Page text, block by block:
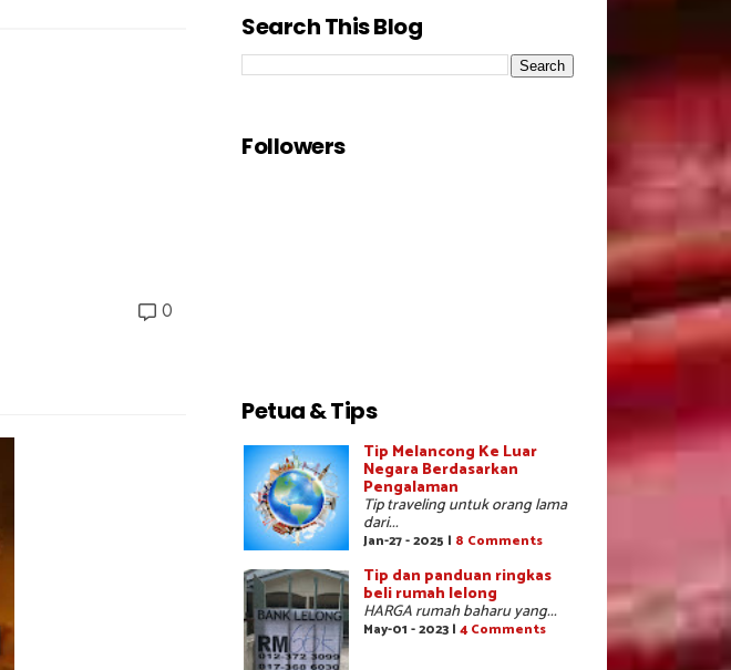
0
Search This Blog
Followers
Petua & Tips
Tip Melancong Ke Luar
Negara Berdasarkan
Pengalaman
Tip traveling untuk orang lama
dari...
Jan-27 - 2025 | 8 Comments
Tip dan panduan ringkas
beli rumah lelong
HARGA rumah baharu yang...
May-01 - 2023 | 4 Comments